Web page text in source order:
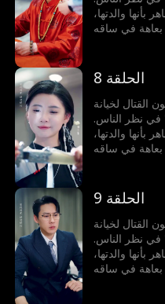
ليلى، تطلب منها التظاهر بأنها والدتها،
في ساقه
السلطة،
وتلتئم العائلة
من جديد.
الحلقة 8
القتال لخيانة
في نظر الناس.
ليلى، تطلب منها التظاهر بأنها والدتها،
في ساقه
السلطة،
وتلتئم العائلة
من جديد.
الحلقة 9
القتال لخيانة
في نظر الناس.
ليلى، تطلب منها التظاهر بأنها والدتها،
في ساقه